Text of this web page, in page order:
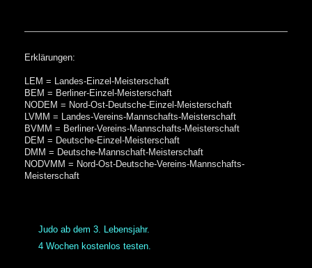
Erklärungen:
LEM = Landes-Einzel-Meisterschaft
BEM = Berliner-Einzel-Meisterschaft
NODEM = Nord-Ost-Deutsche-Einzel-Meisterschaft
LVMM = Landes-Vereins-Mannschafts-Meisterschaft
BVMM = Berliner-Vereins-Mannschafts-Meisterschaft
DEM = Deutsche-Einzel-Meisterschaft
DMM = Deutsche-Mannschaft-Meisterschaft
NODVMM = Nord-Ost-Deutsche-Vereins-Mannschafts-
Meisterschaft
Judo ab dem 3. Lebensjahr.
4 Wochen kostenlos testen.